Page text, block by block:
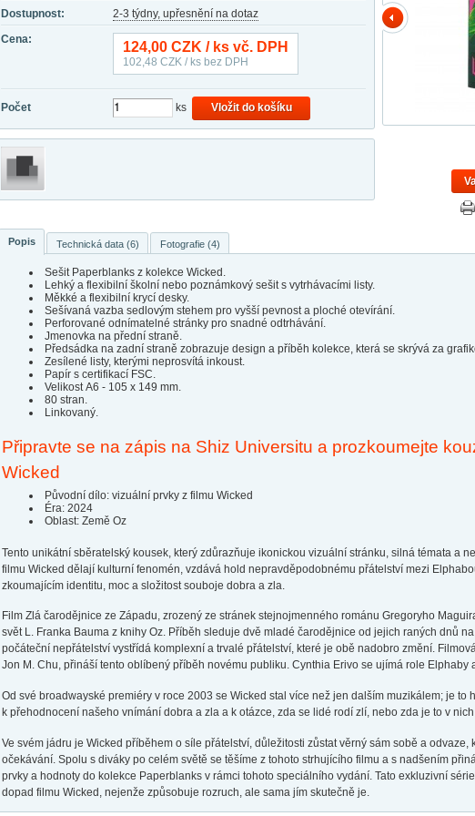
Dostupnost:
2-3 týdny, upřesnění na dotaz
Cena:
124,00 CZK / ks vč. DPH
102,48 CZK / ks bez DPH
Počet ks Vložit do košíku
Popis Technická data (6) Fotografie (4)
Sešit Paperblanks z kolekce Wicked.
Lehký a flexibilní školní nebo poznámkový sešit s vytrhávacími listy.
Měkké a flexibilní krycí desky.
Sešívaná vazba sedlovým stehem pro vyšší pevnost a ploché otevírání.
Perforované odnímatelné stránky pro snadné odtrhávání.
Jmenovka na přední straně.
Předsádka na zadní straně zobrazuje design a příběh kolekce, která se skrývá za
Zesílené listy, kterými neprosvítá inkoust.
Papír s certifikací FSC.
Velikost A6 - 105 x 149 mm.
80 stran.
Linkovaný.
Připravte se na zápis na Shiz Universitu a prozkoumejte
Wicked
Původní dílo: vizuální prvky z filmu Wicked
Éra: 2024
Oblast: Země Oz
Tento unikátní sběratelský kousek, který zdůrazňuje ikonickou vizuální stránku, silná témata a
filmu Wicked dělají kulturní fenomén, vzdává hold nepravděpodobnému přátelství mezi
zkoumajícím identitu, moc a složitost souboje dobra a zla.
Film Zlá čarodějnice ze Západu, zrozený ze stránek stejnojmenného románu Gregoryho
svět L. Franka Bauma z knihy Oz. Příběh sleduje dvě mladé čarodějnice od jejich raných dnů
počáteční nepřátelství vystřídá komplexní a trvalé přátelství, které je obě nadobro změní.
Jon M. Chu, přináší tento oblíbený příběh novému publiku. Cynthia Erivo se ujímá role Elphaby
Od své broadwayské premiéry v roce 2003 se Wicked stal více než jen dalším muzikálem; je to
k přehodnocení našeho vnímání dobra a zla a k otázce, zda se lidé rodí zlí, nebo zda je to v
Ve svém jádru je Wicked příběhem o síle přátelství, důležitosti zůstat věrný sám sobě a odvaze,
očekávání. Spolu s diváky po celém světě se těšíme z tohoto strhujícího filmu a s nadšením
prvky a hodnoty do kolekce Paperblanks v rámci tohoto speciálního vydání. Tato exkluzivní
dopad filmu Wicked, nejenže způsobuje rozruch, ale sama jím skutečně je.